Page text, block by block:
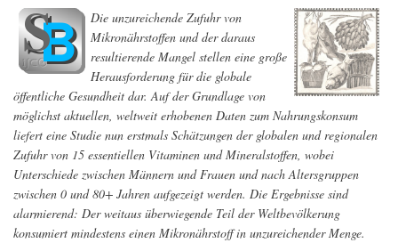
Die unzureichende Zufuhr von
Mikronährstoffen und der daraus
resultierende Mangel stellen eine große
Herausforderung für die globale
öffentliche Gesundheit dar. Auf der Grundlage von
möglichst aktuellen, weltweit erhobenen Daten zum Nahrungskonsum
liefert eine Studie nun erstmals Schätzungen der globalen und regionalen
Zufuhr von 15 essentiellen Vitaminen und Mineralstoffen, wobei
Unterschiede zwischen Männern und Frauen und nach Altersgruppen
zwischen 0 und 80+ Jahren aufgezeigt werden. Die Ergebnisse sind
alarmierend: Der weitaus überwiegende Teil der Weltbevölkerung
konsumiert mindestens einen Mikronährstoff in unzureichender Menge.